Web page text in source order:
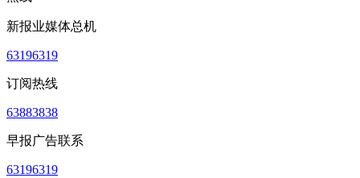
新报业媒体总机
63196319
订阅热线
63883838
早报广告联系
63196319